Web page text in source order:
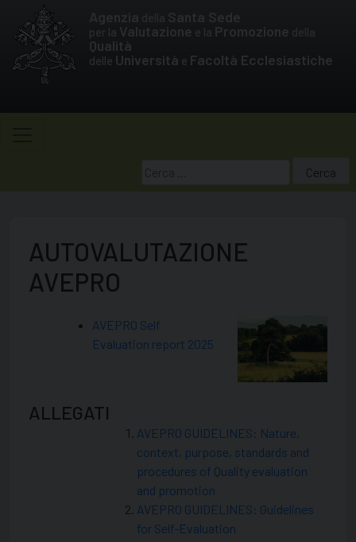
content
per la Valutazione e la Promozione della
Qualità
delle Università e Facoltà Ecclesiastiche
per:
AUTOVALUTAZIONE
AVEPRO
AVEPRO Self
Evaluation report 2025
ALLEGATI
AVEPRO GUIDELINES: Nature,
context, purpose, standards and
procedures of Quality evaluation
and promotion
AVEPRO GUIDELINES: Guidelines
for Self-Evaluation